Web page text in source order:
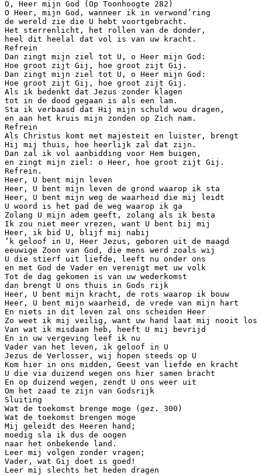
O, Heer mijn God (Op Toonhoogte 282)
O Heer, mijn God, wanneer ik in verwond’ring
de wereld zie die U hebt voortgebracht.
Het sterrenlicht, het rollen van de donder,
heel dit heelal dat vol is van uw kracht.
Refrein
Dan zingt mijn ziel tot U, o Heer mijn God:
Hoe groot zijt Gij, hoe groot zijt Gij.
Dan zingt mijn ziel tot U, o Heer mijn God:
Hoe groot zijt Gij, hoe groot zijt Gij.
Als ik bedenkt dat Jezus zonder klagen
tot in de dood gegaan is als een lam.
Sta ik verbaasd dat Hij mijn schuld wou dragen,
en aan het kruis mijn zonden op Zich nam.
Refrein
Als Christus komt met majesteit en luister, brengt
Hij mij thuis, hoe heerlijk zal dat zijn.
Dan zal ik vol aanbidding voor Hem buigen,
en zingt mijn ziel: o Heer, hoe groot zijt Gij.
Refrein.
Heer, U bent mijn leven
Heer, U bent mijn leven de grond waarop ik sta
Heer, U bent mijn weg de waarheid die mij leidt
U woord is het pad de weg waarop ik ga
Zolang U mijn adem geeft, zolang als ik besta
Ik zou niet meer vrezen, want U bent bij mij
Heer, ik bid U, blijf mij nabij
‘k geloof in U, Heer Jezus, geboren uit de maagd
eeuwige Zoon van God, die mens werd zoals wij
U die stierf uit liefde, leeft nu onder ons
en met God de Vader en verenigt met uw volk
Tot de dag gekomen is van uw wederkomst
dan brengt U ons thuis in Gods rijk
Heer, U bent mijn kracht, de rots waarop ik bouw
Heer, U bent mijn waarheid, de vrede van mijn hart
En niets in dit leven zal ons scheiden Heer
Zo weet ik mij veilig, want uw hand laat mij nooit los
Van wat ik misdaan heb, heeft U mij bevrijd
En in uw vergeving leef ik nu
Vader van het leven, ik geloof in U
Jezus de Verlosser, wij hopen steeds op U
Kom hier in ons midden, Geest van liefde en kracht
U die via duizend wegen ons hier samen bracht
En op duizend wegen, zendt U ons weer uit
Om het zaad te zijn van Godsrijk
Sluiting
Wat de toekomst brenge moge (gez. 300)
Wat de toekomst brengen moge
Mij geleidt des Heeren hand;
moedig sla ik dus de oogen
naar het onbekende land.
Leer mij volgen zonder vragen;
Vader, wat Gij doet is goed!
Leer mij slechts het heden dragen